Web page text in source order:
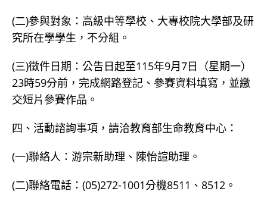
(二)參與對象：高級中等學校、大專校院大學部及研
究所在學學生，不分組。
(三)徵件日期：公告日起至115年9月7日（星期一）
23時59分前，完成網路登記、參賽資料填寫，並繳
交短片參賽作品。
四、活動諮詢事項，請洽教育部生命教育中心：
(一)聯絡人：游宗新助理、陳怡諠助理。
(二)聯絡電話：(05)272-1001分機8511、8512。